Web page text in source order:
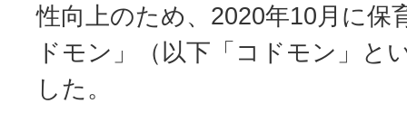
性向上のため、2020年10月に保
ドモン」（以下「コドモン」と
した。